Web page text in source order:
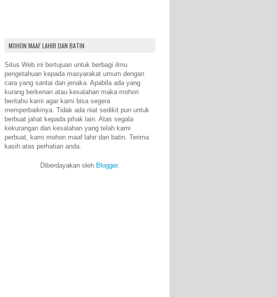
MOHON MAAF LAHIR DAN BATIN
Situs Web ini bertujuan untuk berbagi ilmu
pengetahuan kepada masyarakat umum dengan
cara yang santai dan jenaka. Apabila ada yang
kurang berkenan atau kesalahan maka mohon
beritahu kami agar kami bisa segera
memperbaikinya. Tidak ada niat sedikit pun untuk
berbuat jahat kepada pihak lain. Atas segala
kekurangan dan kesalahan yang telah kami
perbuat, kami mohon maaf lahir dan batin. Terima
kasih atas perhatian anda.
Diberdayakan oleh Blogger.